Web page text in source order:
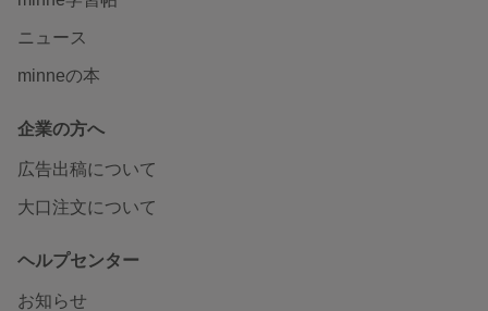
ニュース
minneの本
企業の方へ
広告出稿について
大口注文について
ヘルプセンター
お知らせ